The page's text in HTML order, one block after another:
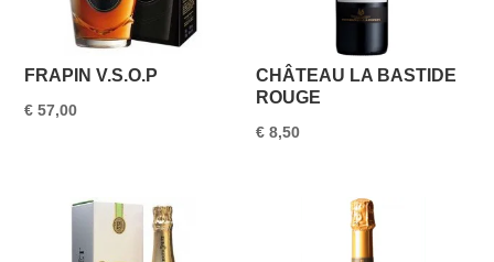
FRAPIN V.S.O.P
€ 57,00
CHÂTEAU LA BASTIDE
ROUGE
€ 8,50